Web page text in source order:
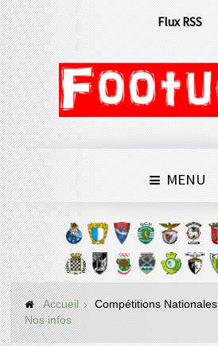
Flux RSS
MENU
Accueil Compétitions Nationales
Nos infos